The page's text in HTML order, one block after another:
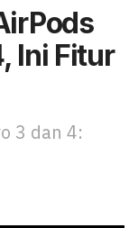
Ini Fitur
3 dan 4: